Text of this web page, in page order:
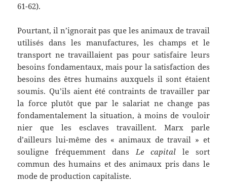
61-62).
Pourtant, il n’ignorait pas que les animaux de travail
utilisés dans les manufactures, les champs et le
transport ne travaillaient pas pour satisfaire leurs
besoins fondamentaux, mais pour la satisfaction des
besoins des êtres humains auxquels il sont étaient
soumis. Qu’ils aient été contraints de travailler par
la force plutôt que par le salariat ne change pas
fondamentalement la situation, à moins de vouloir
nier que les esclaves travaillent. Marx parle
d’ailleurs lui-même des « animaux de travail » et
souligne fréquemment dansLe capitalle sort
commun des humains et des animaux pris dans le
mode de production capitaliste.